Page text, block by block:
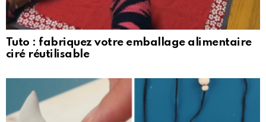
Tuto : fabriquez votre emballage alimentaire
ciré réutilisable